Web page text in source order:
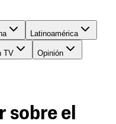
Latinoamérica
TV Opinión
sobre el